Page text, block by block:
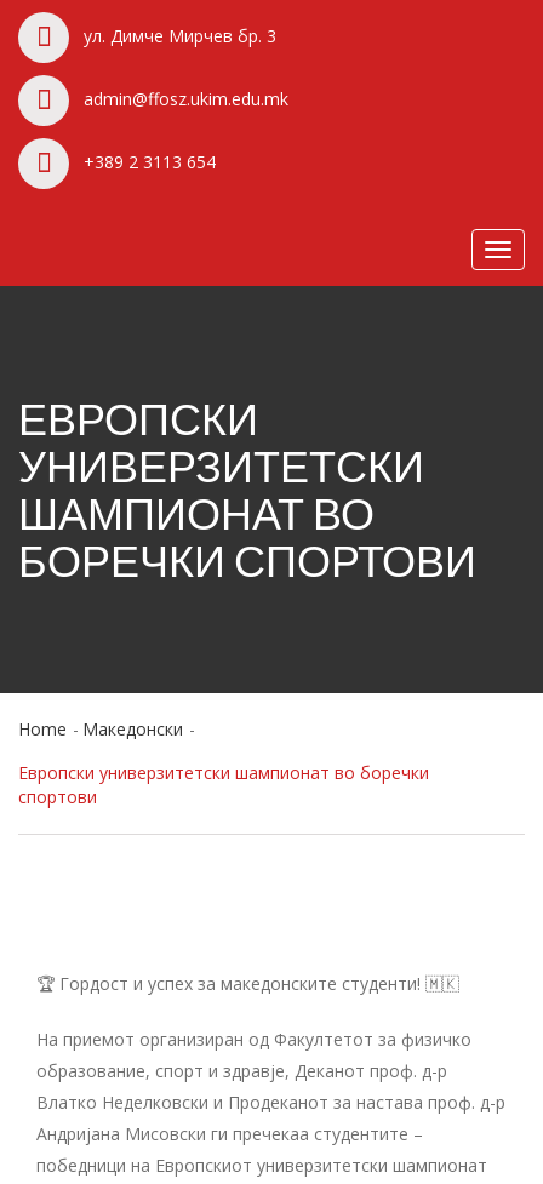
ул. Димче Мирчев бр. 3
admin@ffosz.ukim.edu.mk
+389 2 3113 654
ЕВРОПСКИ
УНИВЕРЗИТЕТСКИ
ШАМПИОНАТ ВО
БОРЕЧКИ СПОРТОВИ
Home
Македонски
Европски универзитетски шампионат во боречки
спортови
🏆 Гордост и успех за македонските студенти! 🇲🇰
На приемот организиран од Факултетот за физичко
образование, спорт и здравје, Деканот проф. д-р
Влатко Неделковски и Продеканот за настава проф. д-р
Андријана Мисовски ги пречекаа студентите –
победници на Европскиот универзитетски шампионат